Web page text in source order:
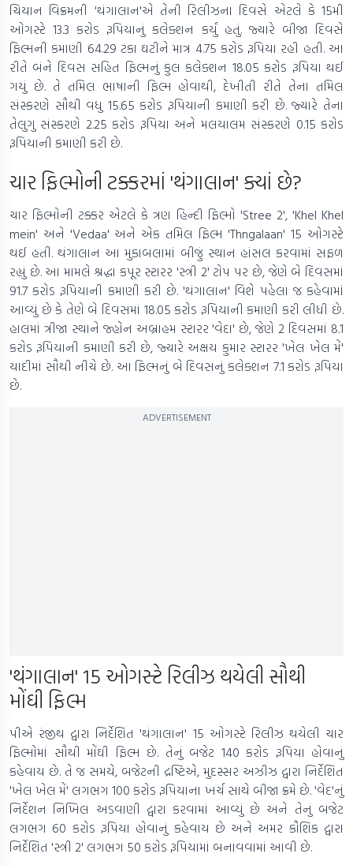
ચિયાન વિક્રમની 'થંગાલાન'એ તેની રિલીઝના દિવસે એટલે કે 15મી
ઓગસ્ટે 13.3 કરોડ રૂપિયાનું કલેક્શન કર્યું હતું. જ્યારે બીજા દિવસે
ફિલ્મની કમાણી 64.29 ટકા ઘટીને માત્ર 4.75 કરોડ રૂપિયા રહી હતી. આ
રીતે બંને દિવસ સહિત ફિલ્મનું કુલ કલેક્શન 18.05 કરોડ રૂપિયા થઈ
ગયું છે. તે તમિલ ભાષાની ફિલ્મ હોવાથી, દેખીતી રીતે તેના તમિલ
સંસ્કરણે સૌથી વધુ 15.65 કરોડ રૂપિયાની કમાણી કરી છે. જ્યારે તેના
તેલુગુ સંસ્કરણે 2.25 કરોડ રૂપિયા અને મલયાલમ સંસ્કરણે 0.15 કરોડ
રૂપિયાની કમાણી કરી છે.
ચાર ફિલ્મોની ટક્કરમાં 'થંગાલાન' ક્યાં છે?
ચાર ફિલ્મોની ટક્કર એટલે કે ત્રણ હિન્દી ફિલ્મો 'Stree 2', 'Khel Khel
mein' અને 'Vedaa' અને એક તમિલ ફિલ્મ 'Thngalaan' 15 ઓગસ્ટે
થઈ હતી. થંગાલાન આ મુકાબલામાં બીજું સ્થાન હાંસલ કરવામાં સફળ
રહ્યું છે. આ મામલે શ્રદ્ધા કપૂર સ્ટારર 'સ્ત્રી 2' ટોપ પર છે, જેણે બે દિવસમાં
91.7 કરોડ રૂપિયાની કમાણી કરી છે. 'થંગાલાન' વિશે પહેલા જ કહેવામાં
આવ્યું છે કે તેણે બે દિવસમાં 18.05 કરોડ રૂપિયાની કમાણી કરી લીધી છે.
હાલમાં ત્રીજા સ્થાને જ્હોન અબ્રાહમ સ્ટારર 'વેદા' છે, જેણે 2 દિવસમાં 8.1
કરોડ રૂપિયાની કમાણી કરી છે, જ્યારે અક્ષય કુમાર સ્ટારર 'ખેલ ખેલ મેં'
યાદીમાં સૌથી નીચે છે. આ ફિલ્મનું બે દિવસનું કલેક્શન 7.1 કરોડ રૂપિયા
છે.
ADVERTISEMENT
'થંગાલાન' 15 ઓગસ્ટે રિલીઝ થયેલી સૌથી
મોંઘી ફિલ્મ
પીએ રંજીથ દ્વારા નિર્દેશિત 'થંગાલાન' 15 ઓગસ્ટે રિલીઝ થયેલી ચાર
ફિલ્મોમાં સૌથી મોંઘી ફિલ્મ છે. તેનું બજેટ 140 કરોડ રૂપિયા હોવાનું
કહેવાય છે. તે જ સમયે, બજેટની દ્રષ્ટિએ, મુદસ્સર અઝીઝ દ્વારા નિર્દેશિત
'ખેલ ખેલ મેં' લગભગ 100 કરોડ રૂપિયાના ખર્ચ સાથે બીજા ક્રમે છે. 'વેદ'નું
નિર્દેશન નિખિલ અડવાણી દ્વારા કરવામાં આવ્યું છે અને તેનું બજેટ
લગભગ 60 કરોડ રૂપિયા હોવાનું કહેવાય છે અને અમર કૌશિક દ્વારા
નિર્દેશિત 'સ્ત્રી 2' લગભગ 50 કરોડ રૂપિયામાં બનાવવામાં આવી છે.